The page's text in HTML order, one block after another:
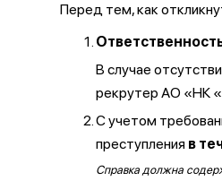
Перед тем, как
В случае
рекрутер АО «НК
С учетом
преступления в
Справка должна